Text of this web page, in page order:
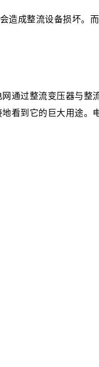
造成整流设备损坏。而
通过整流变压器与整
看到它的巨大用途。